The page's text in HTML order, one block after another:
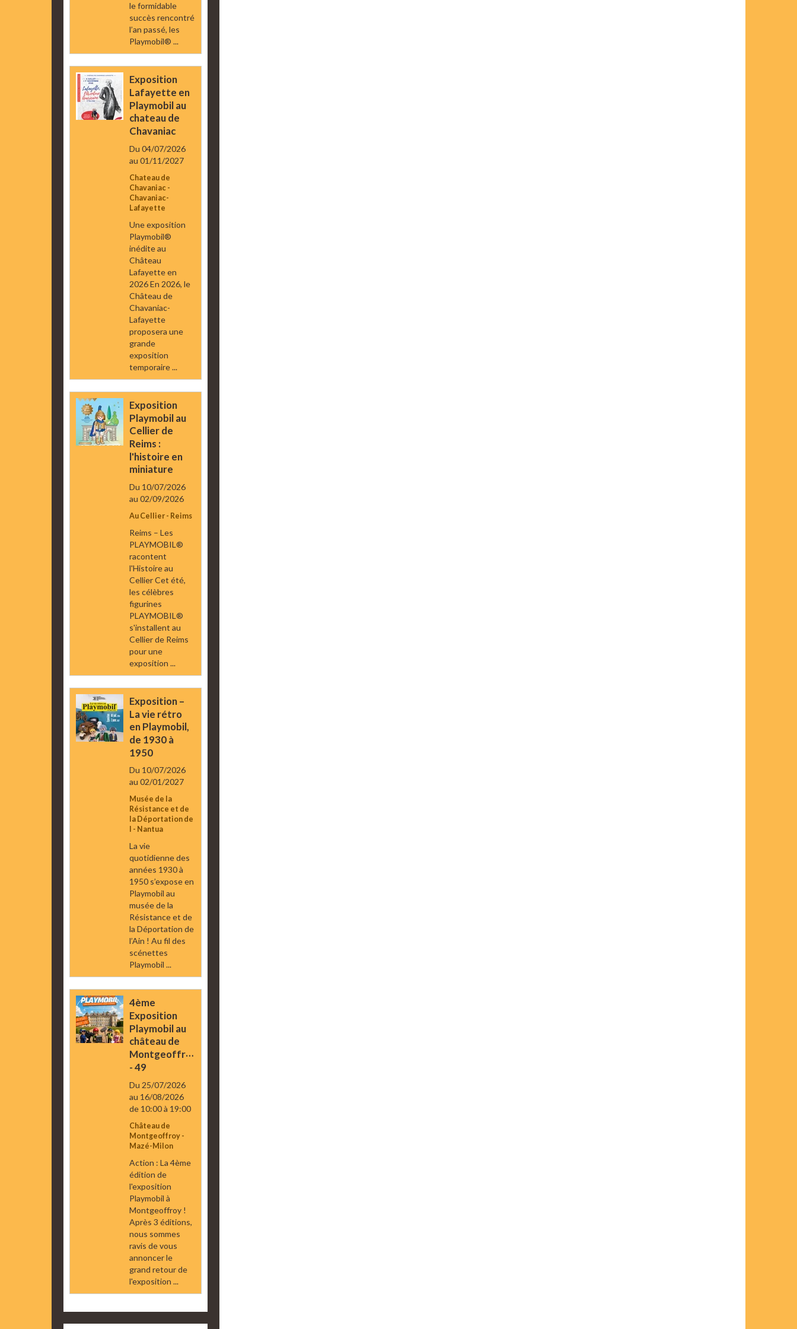
le formidable
succès rencontré
l’an passé, les
Playmobil® ...
Exposition
Lafayette en
Playmobil au
chateau de
Chavaniac
Du 04/07/2026
au 01/11/2027
Chateau de
Chavaniac -
Chavaniac-
Lafayette
Une exposition
Playmobil®
inédite au
Château
Lafayette en
2026 En 2026, le
Château de
Chavaniac-
Lafayette
proposera une
grande
exposition
temporaire ...
Exposition
Playmobil au
Cellier de
Reims :
l'histoire en
miniature
Du 10/07/2026
au 02/09/2026
Au Cellier - Reims
Reims – Les
PLAYMOBIL®
racontent
l'Histoire au
Cellier Cet été,
les célèbres
figurines
PLAYMOBIL®
s'installent au
Cellier de Reims
pour une
exposition ...
Exposition –
La vie rétro
en Playmobil,
de 1930 à
1950
Du 10/07/2026
au 02/01/2027
Musée de la
Résistance et de
la Déportation de
l - Nantua
La vie
quotidienne des
années 1930 à
1950 s’expose en
Playmobil au
musée de la
Résistance et de
la Déportation de
l’Ain ! Au fil des
scénettes
Playmobil ...
4ème
Exposition
Playmobil au
château de
Montgeoffroy
- 49
Du 25/07/2026
au 16/08/2026
de 10:00à 19:00
Château de
Montgeoffroy -
Mazé-Milon
Action : La 4ème
édition de
l'exposition
Playmobil à
Montgeoffroy !
Après 3 éditions,
nous sommes
ravis de vous
annoncer le
grand retour de
l'exposition ...